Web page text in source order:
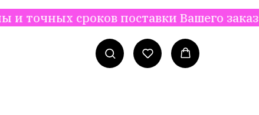
поставки Вашего заказа, с